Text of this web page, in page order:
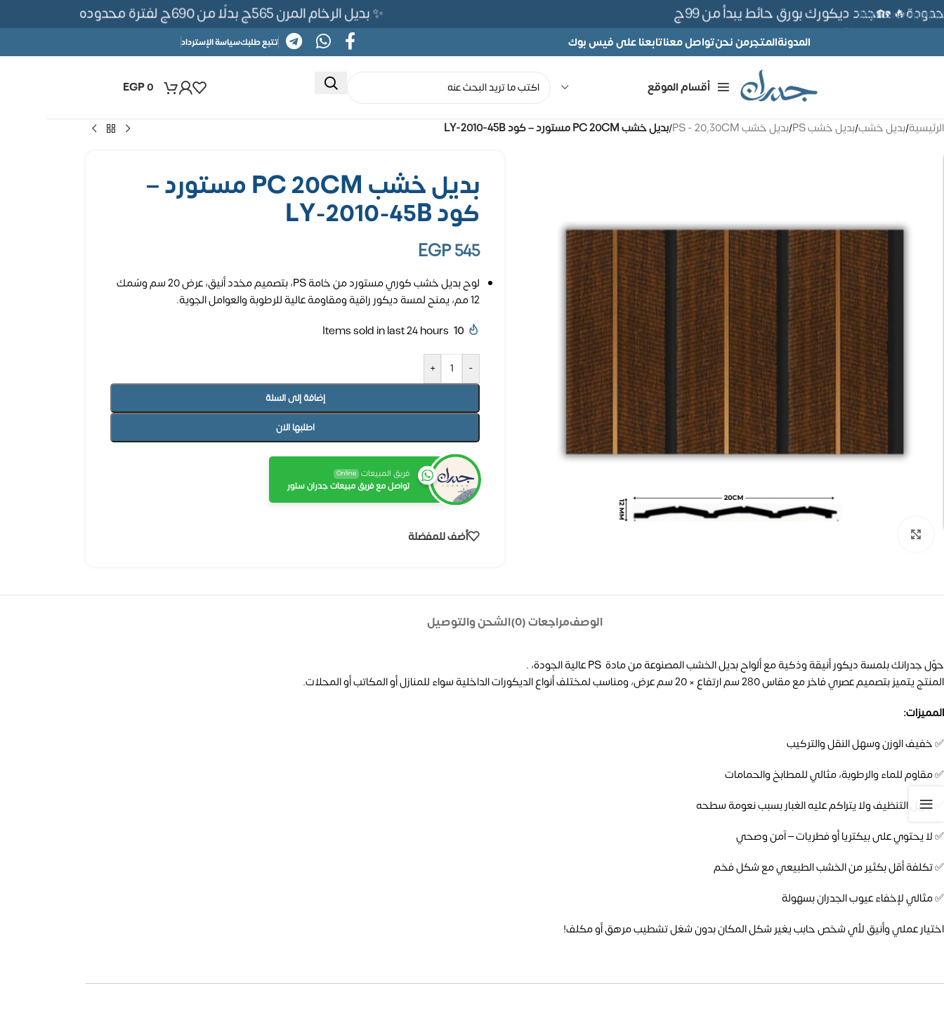
Skip to navigation
Skip to main content
✨ بديل الرخام المرن 565ج بدلًا من 690ج لفترة محدوده 🏡جدد ديكورك بورق حائط يبدأ من 99ج
المدونةالمتجرمن نحنتواصل معناتابعنا على فيس بوك تتبع طلبكسياسة الإسترداد
أقسام الموقع EGP0
الرئيسية/بديل خشب/بديل خشب PS /بديل خشب PS - 20,30CM /بديل خشب PC 20CM مستورد – كود LY-2010-45B
بديل خشب PC 20CM مستورد –
كود LY-2010-45B
EGP545
لوح بديل خشب كوري مستورد من خامة PS، بتصميم مخدد أنيق، عرض 20 سم وسُمك
12 مم، يمنح لمسة ديكور راقية ومقاومة عالية للرطوبة والعوامل الجوية.
10
Items sold in last 24 hours
-
+
إضافة إلى السلة
اطلبها الان
فريق المبيعات Online
تواصل مع فريق مبيعات جدران ستور
أضف للمفضلة
الوصفمراجعات (0) الشحن والتوصيل
حوّل جدرانك بلمسة ديكور أنيقة وذكية مع ألواح بديل الخشب المصنوعة من مادة PS عالية الجودة، .
المنتج يتميز بتصميم عصري فاخر مع مقاس 280 سم ارتفاع × 20 سم عرض، ومناسب لمختلف أنواع الديكورات الداخلية سواء للمنازل أو المكاتب أو المحلات.
المميزات:
✅ خفيف الوزن وسهل النقل والتركيب
✅ مقاوم للماء والرطوبة، مثالي للمطابخ والحمامات
✅ سهل التنظيف ولا يتراكم عليه الغبار بسبب نعومة سطحه
✅ لا يحتوي على بيكتريا أو فطريات – آمن وصحي
✅ تكلفة أقل بكثير من الخشب الطبيعي مع شكل فخم
✅ مثالي لإخفاء عيوب الجدران بسهولة
اختيار عملي وأنيق لأي شخص حابب يغير شكل المكان بدون شغل تشطيب مرهق أو مكلف!